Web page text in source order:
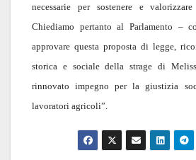
necessarie per sostenere e
Chiediamo pertanto al Parlamento –
approvare questa proposta di legge,
storica e sociale della strage di
rinnovato impegno per la giustizia
lavoratori agricoli”.